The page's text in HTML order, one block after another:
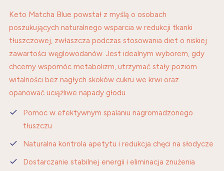
Keto Matcha Blue powstał z myślą o osobach
poszukujących naturalnego wsparcia w redukcji tkanki
tłuszczowej, zwłaszcza podczas stosowania diet o niskiej
zawartości węglowodanów. Jest idealnym wyborem, gdy
chcemy wspomóc metabolizm, utrzymać stały poziom
witalności bez nagłych skoków cukru we krwi oraz
opanować uciążliwe napady głodu.
Pomoc w efektywnym spalaniu nagromadzonego
tłuszczu
Naturalna kontrola apetytu i redukcja chęci na słodycze
Dostarczanie stabilnej energii i eliminacja znużenia